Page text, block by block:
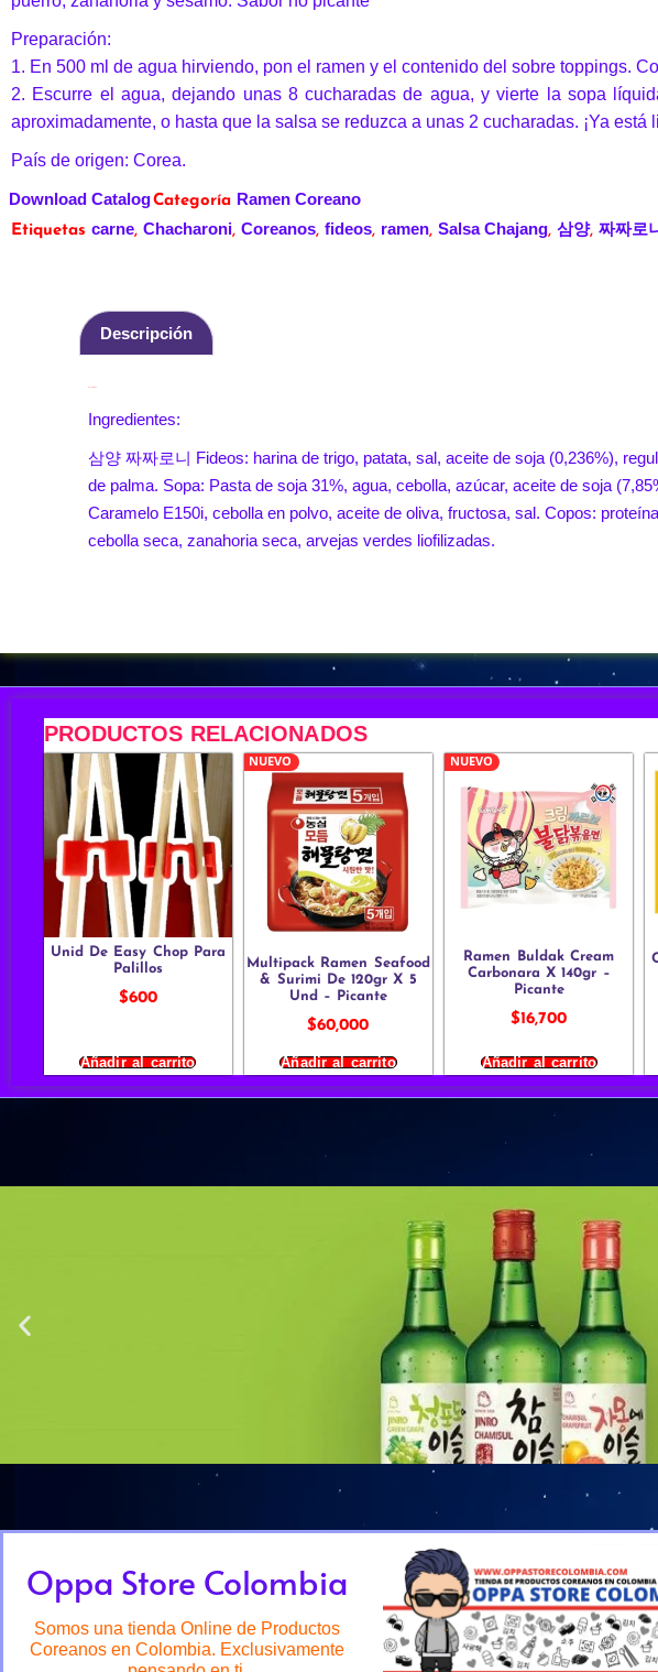
Preparación:
1. En 500 ml de agua hirviendo, pon el ramen y el contenido del sobre toppings.
2. Escurre el agua, dejando unas 8 cucharadas de agua, y vierte la sopa
aproximadamente, o hasta que la salsa se reduzca a unas 2 cucharadas. ¡Ya está
País de origen: Corea.
Download CatalogCategoría Ramen Coreano
Etiquetas carne, Chacharoni, Coreanos, fideos, ramen, Salsa Chajang, 삼양, 짜짜로
Descripción
Ingredientes:
삼양 짜짜로니 Fideos: harina de trigo, patata, sal, aceite de soja (0,236%),
de palma. Sopa: Pasta de soja 31%, agua, cebolla, azúcar, aceite de soja
Caramelo E150i, cebolla en polvo, aceite de oliva, fructosa, sal. Copos:
cebolla seca, zanahoria seca, arvejas verdes liofilizadas.
PRODUCTOS RELACIONADOS
Unid De Easy Chop Para
Palillos
$600
Añadir al carrito
NUEVO
Multipack Ramen Seafood
& Surimi De 120gr X 5
Und – Picante
$60,000
Añadir al carrito
NUEVO
Ramen Buldak Cream
Carbonara X 140gr –
Picante
$16,700
Añadir al carrito
Oppa Store Colombia
Somos una tienda Online de Productos
Coreanos en Colombia. Exclusivamente